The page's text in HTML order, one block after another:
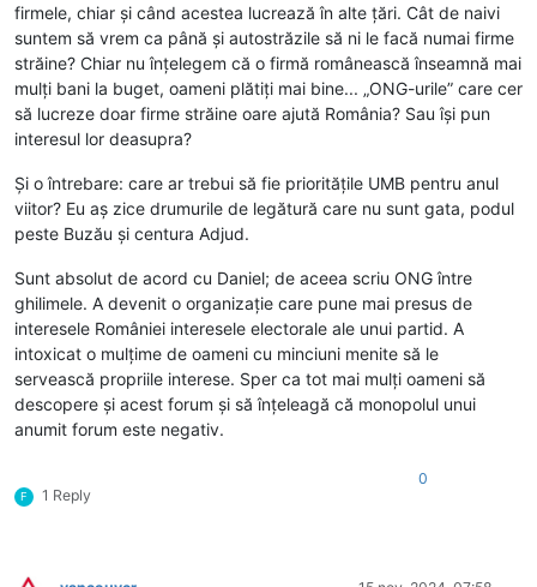
firmele, chiar și când acestea lucrează în alte țări. Cât de naivi
suntem să vrem ca până și autostrăzile să ni le facă numai firme
străine? Chiar nu înțelegem că o firmă românească înseamnă mai
mulți bani la buget, oameni plătiți mai bine... „ONG-urile” care cer
să lucreze doar firme străine oare ajută România? Sau își pun
interesul lor deasupra?
Și o întrebare: care ar trebui să fie prioritățile UMB pentru anul
viitor? Eu aș zice drumurile de legătură care nu sunt gata, podul
peste Buzău și centura Adjud.
Sunt absolut de acord cu Daniel; de aceea scriu ONG între
ghilimele. A devenit o organizație care pune mai presus de
interesele României interesele electorale ale unui partid. A
intoxicat o mulțime de oameni cu minciuni menite să le
servească propriile interese. Sper ca tot mai mulți oameni să
descopere și acest forum și să înțeleagă că monopolul unui
anumit forum este negativ.
F 1 Reply
0